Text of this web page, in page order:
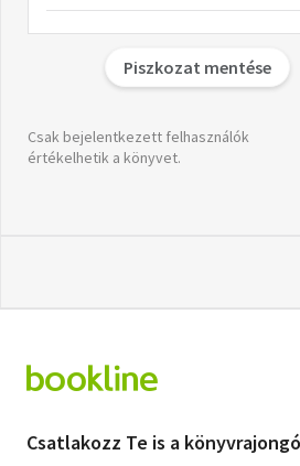
Piszkozat mentése
Csak bejelentkezett felhasználók
értékelhetik a könyvet.
Csatlakozz Te is a